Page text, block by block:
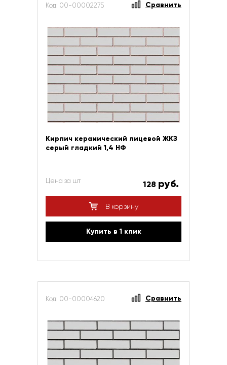
Код: 00-00002275 Сравнить
Кирпич керамический лицевой ЖКЗ
серый гладкий 1,4 НФ
Цена за шт 128 руб.
В корзину
Купить в 1 клик
Код: 00-00004620 Сравнить